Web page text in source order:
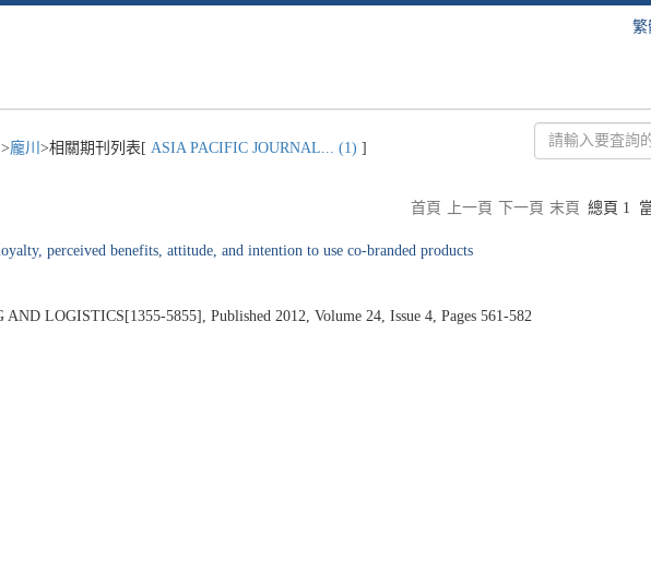
繁
>龐川 >相關期刊列表[ ASIA PACIFIC JOURNAL... (1) ]
首頁 上一頁 下一頁 末頁 總頁 1
perceived benefits, attitude, and intention to use co-branded products
LOGISTICS[1355-5855], Published 2012, Volume 24, Issue 4, Pages 561-582